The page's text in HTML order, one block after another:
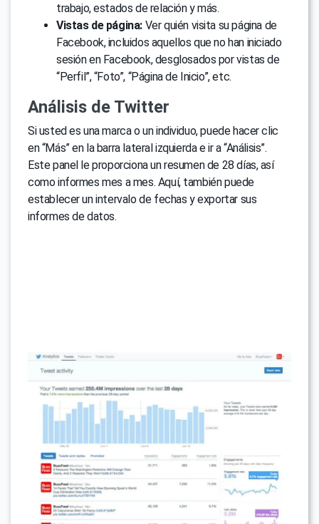
trabajo, estados de relación y más.
Vistas de página: Ver quién visita su página de
Facebook, incluidos aquellos que no han iniciado
sesión en Facebook, desglosados por vistas de
“Perfil”, “Foto”, “Página de Inicio”, etc.
Análisis de Twitter
Si usted es una marca o un individuo, puede hacer clic
en “Más” en la barra lateral izquierda e ir a “Análisis”.
Este panel le proporciona un resumen de 28 días, así
como informes mes a mes. Aquí, también puede
establecer un intervalo de fechas y exportar sus
informes de datos.